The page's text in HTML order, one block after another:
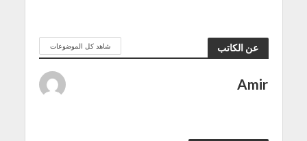
عن الكاتب شاهد كل الموضوعات
Amir